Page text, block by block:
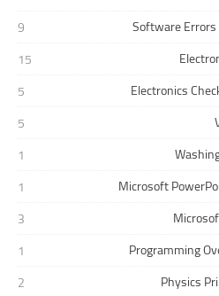
9
15
5
5
1
1
3
1
2